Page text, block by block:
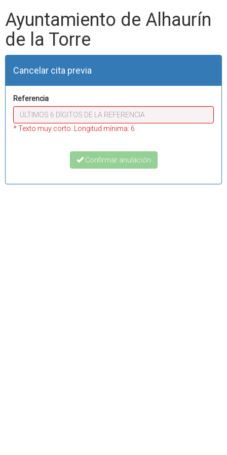
Ayuntamiento de Alhaurín
de la Torre
Cancelar cita previa
Referencia
* Texto muy corto. Longitud mínima: 6
Confirmar anulación